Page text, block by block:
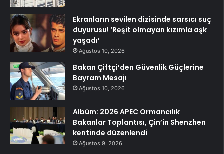
Ekranların sevilen dizisinde sarsıcı suç
duyurusu! ‘Reşit olmayan kızımla aşk
yaşadı’
Ağustos 10, 2026
Bakan Çiftçi’den Güvenlik Güçlerine
Bayram Mesajı
Ağustos 10, 2026
Albüm: 2026 APEC Ormancılık
Bakanlar Toplantısı, Çin’in Shenzhen
kentinde düzenlendi
Ağustos 9, 2026